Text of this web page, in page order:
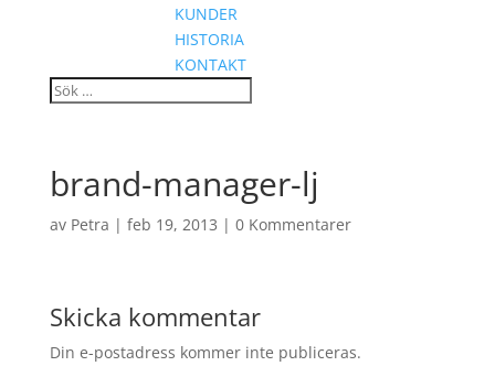
KUNDER
HISTORIA
KONTAKT
brand-manager-lj
av Petra | feb 19, 2013 | 0 Kommentarer
Skicka kommentar
Din e-postadress kommer inte publiceras.